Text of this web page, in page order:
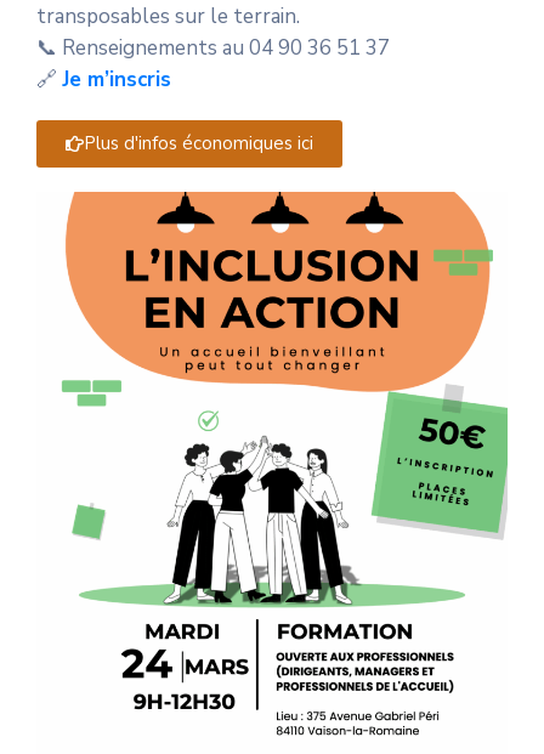
transposables sur le terrain.
📞 Renseignements au 04 90 36 51 37
🔗 Je m’inscris
Plus d'infos économiques ici